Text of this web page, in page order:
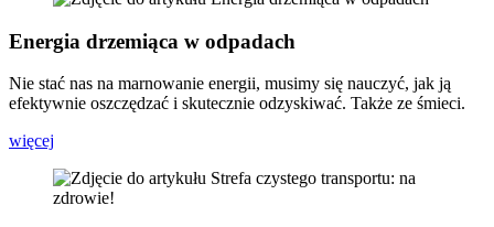
Energia drzemiąca w odpadach
Nie stać nas na marnowanie energii, musimy się nauczyć, jak ją
efektywnie oszczędzać i skutecznie odzyskiwać. Także ze śmieci.
więcej